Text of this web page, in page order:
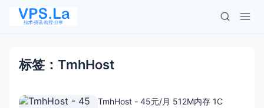
标签：TmhHost
TmhHost - 45元/月 512M内存 1C